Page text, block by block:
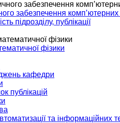
забезпечення
підрозділу, публікації
фізики
кафедри
публікацій
та інформаційних